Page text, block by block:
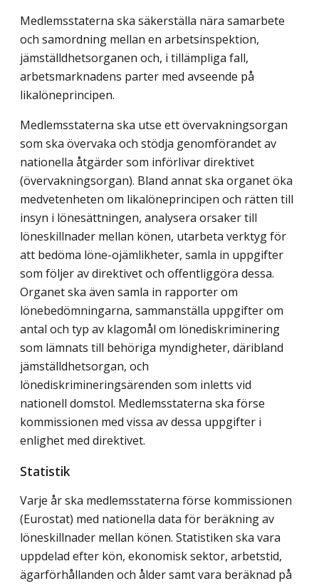
Medlemsstaterna ska säkerställa nära samarbete
och samordning mellan en arbetsinspektion,
jämställdhetsorganen och, i tillämpliga fall,
arbetsmarknadens parter med avseende på
likalöneprincipen.
Medlemsstaterna ska utse ett övervakningsorgan
som ska övervaka och stödja genomförandet av
nationella åtgärder som införlivar direktivet
(övervakningsorgan). Bland annat ska organet öka
medvetenheten om likalöneprincipen och rätten till
insyn i lönesättningen, analysera orsaker till
löneskillnader mellan könen, utarbeta verktyg för
att bedöma löne-ojämlikheter, samla in uppgifter
som följer av direktivet och offentliggöra dessa.
Organet ska även samla in rapporter om
lönebedömningarna, sammanställa uppgifter om
antal och typ av klagomål om lönediskriminering
som lämnats till behöriga myndigheter, däribland
jämställdhetsorgan, och
lönediskrimineringsärenden som inletts vid
nationell domstol. Medlemsstaterna ska förse
kommissionen med vissa av dessa uppgifter i
enlighet med direktivet.
Statistik
Varje år ska medlemsstaterna förse kommissionen
(Eurostat) med nationella data för beräkning av
löneskillnader mellan könen. Statistiken ska vara
uppdelad efter kön, ekonomisk sektor, arbetstid,
ägarförhållanden och ålder samt vara beräknad på